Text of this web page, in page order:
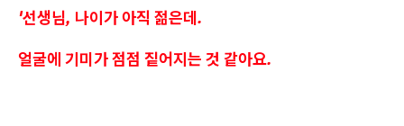
'선생님, 나이가 아직 젊은데.
얼굴에 기미가 점점 짙어지는 것 같아요.